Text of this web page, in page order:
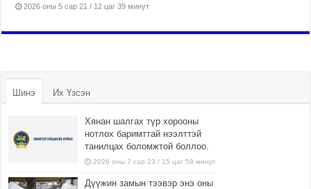
2026 оны 5 сар 21 / 12 цаг 39 минут
Шинэ Их Үзсэн
Хянан шалгах түр хорооны
нотлох баримттай нээлттэй
танилцах боломжтой боллоо.
2026 оны 7 сар 23 / 15 цаг 58 минут
Дүүжин замын тээвэр энэ оны